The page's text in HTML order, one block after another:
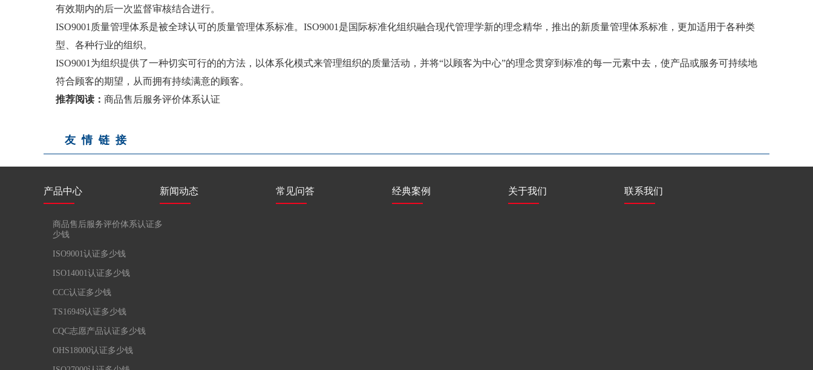
有效期内的后一次监督审核结合进行。
ISO9001质量管理体系是被全球认可的质量管理体系标准。ISO9001是国际标准化组织融合现代管理学新的理念精华，推出的新质量管理体系标准，更加适用于各种类
型、各种行业的组织。
ISO9001为组织提供了一种切实可行的的方法，以体系化模式来管理组织的质量活动，并将“以顾客为中心”的理念贯穿到标准的每一元素中去，使产品或服务可持续地
符合顾客的期望，从而拥有持续满意的顾客。
推荐阅读： 商品售后服务评价体系认证
友情链接
产品中心
商品售后服务评价体系认证多
少钱
ISO9001认证多少钱
ISO14001认证多少钱
CCC认证多少钱
TS16949认证多少钱
CQC志愿产品认证多少钱
OHS18000认证多少钱
新闻动态 常见问答 经典案例 关于我们 联系我们